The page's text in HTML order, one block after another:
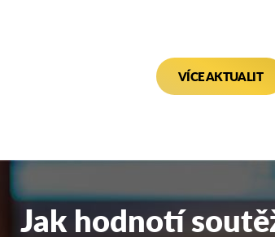
VÍCE AKTUALIT
Jak hodnotí